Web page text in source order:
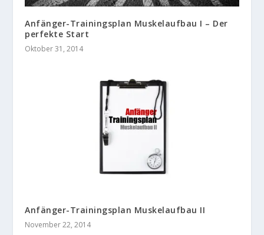
Anfänger-Trainingsplan Muskelaufbau I – Der
perfekte Start
Oktober 31, 2014
Anfänger-Trainingsplan Muskelaufbau II
November 22, 2014